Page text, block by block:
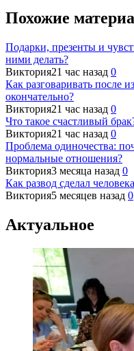
Похожие
Подарки, презенты и
ними делать?
Виктория21 час назад 0
Как разговаривать после
окончательно?
Виктория21 час назад 0
Что такое счастливый
Виктория21 час назад 0
Проблема одиночества:
нормальные отношения?
Виктория3 месяца назад 0
Как развод сделал
Виктория5 месяцев назад 0
Актуальное